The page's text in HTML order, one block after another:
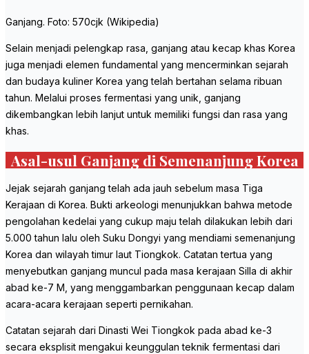
Ganjang. Foto: 570cjk (Wikipedia)
Selain menjadi pelengkap rasa, ganjang atau kecap khas Korea
juga menjadi elemen fundamental yang mencerminkan sejarah
dan budaya kuliner Korea yang telah bertahan selama ribuan
tahun. Melalui proses fermentasi yang unik, ganjang
dikembangkan lebih lanjut untuk memiliki fungsi dan rasa yang
khas.
Asal-usul Ganjang di Semenanjung Korea
Jejak sejarah ganjang telah ada jauh sebelum masa Tiga
Kerajaan di Korea. Bukti arkeologi menunjukkan bahwa metode
pengolahan kedelai yang cukup maju telah dilakukan lebih dari
5.000 tahun lalu oleh Suku Dongyi yang mendiami semenanjung
Korea dan wilayah timur laut Tiongkok. Catatan tertua yang
menyebutkan ganjang muncul pada masa kerajaan Silla di akhir
abad ke-7 M, yang menggambarkan penggunaan kecap dalam
acara-acara kerajaan seperti pernikahan.
Catatan sejarah dari Dinasti Wei Tiongkok pada abad ke-3
secara eksplisit mengakui keunggulan teknik fermentasi dari